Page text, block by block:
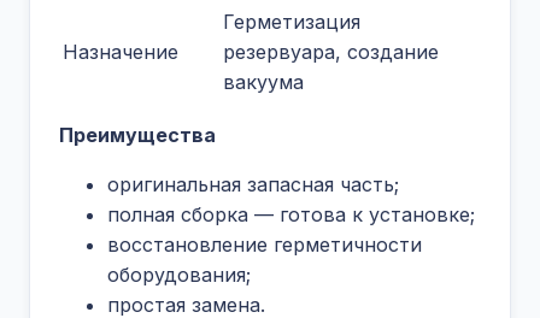
Назначение
Герметизация
резервуара, создание
вакуума
Преимущества
оригинальная запасная часть;
полная сборка — готова к установке;
восстановление герметичности
оборудования;
простая замена.